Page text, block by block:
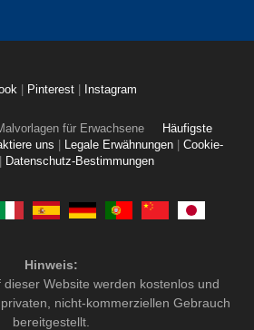
Pinterest Instagram
für Erwachsene
Häufigste
uns Legale Erwähnungen
Cookie-
Datenschutz-Bestimmungen
Hinweis:
dieser Website werden kostenlos und
nicht-kommerziellen Gebrauch
bereitgestellt.